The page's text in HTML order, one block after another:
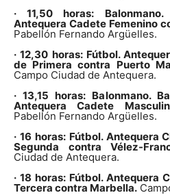
· 11,50 horas:
Antequera Cadete Femenino
Pabellón Fernando Argüelles.
· 12,30 horas: Fútbol.
de Primera contra Puerto
Campo Ciudad de Antequera.
· 13,15 horas: Balonmano.
Antequera Cadete
Pabellón Fernando Argüelles.
· 16 horas: Fútbol. Antequera
Segunda contra Vélez-
Ciudad de Antequera.
· 18 horas: Fútbol. Antequera
Tercera contra Marbella.